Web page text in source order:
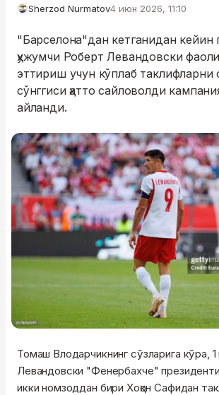
Sherzod Nurmatov4 июн 2026, 11:10
"Барселона"дан кетганидан кейин
ҳужумчи Роберт Левандовски
эттириш учун кўплаб таклифларни
сўнггиси ҳатто сайловолди
айланди.
Томаш Влодарчикнинг сўзларига кўра,
Левандовски "Фенербахче"
икки номзоддан бири Хоқон Сафидан